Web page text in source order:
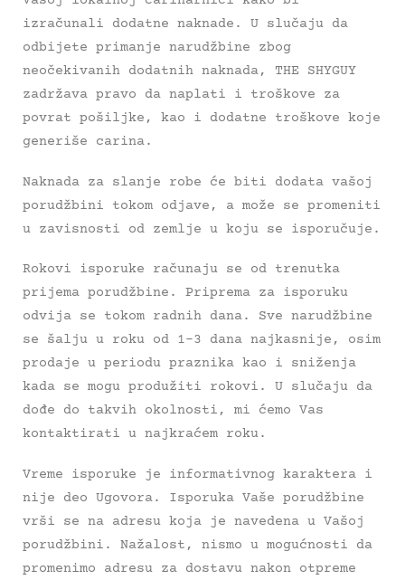
izračunali dodatne naknade. U slučaju da
odbijete primanje narudžbine zbog
neočekivanih dodatnih naknada, THE SHYGUY
zadržava pravo da naplati i troškove za
povrat pošiljke, kao i dodatne troškove koje
generiše carina.
Naknada za slanje robe će biti dodata vašoj
porudžbini tokom odjave, a može se promeniti
u zavisnosti od zemlje u koju se isporučuje.
Rokovi isporuke računaju se od trenutka
prijema porudžbine. Priprema za isporuku
odvija se tokom radnih dana. Sve narudžbine
se šalju u roku od 1-3 dana najkasnije, osim
prodaje u periodu praznika kao i sniženja
kada se mogu produžiti rokovi. U slučaju da
dođe do takvih okolnosti, mi ćemo Vas
kontaktirati u najkraćem roku.
Vreme isporuke je informativnog karaktera i
nije deo Ugovora. Isporuka Vaše porudžbine
vrši se na adresu koja je navedena u Vašoj
porudžbini. Nažalost, nismo u mogućnosti da
promenimo adresu za dostavu nakon otpreme